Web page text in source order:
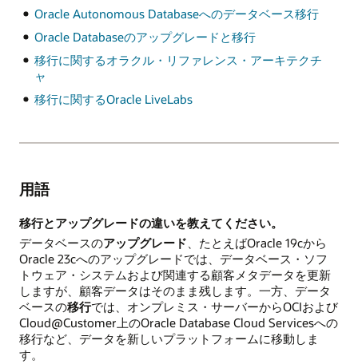
Oracle Autonomous Databaseへのデータベース移行
Oracle Databaseのアップグレードと移行
移行に関するオラクル・リファレンス・アーキテクチ
ャ
移行に関するOracle LiveLabs
用語
移行とアップグレードの違いを教えてください。
データベースのアップグレード、たとえばOracle 19cから
Oracle 23cへのアップグレードでは、データベース・ソフ
トウェア・システムおよび関連する顧客メタデータを更新
しますが、顧客データはそのまま残します。一方、データ
ベースの移行では、オンプレミス・サーバーからOCIおよび
Cloud@Customer上のOracle Database Cloud Servicesへの
移行など、データを新しいプラットフォームに移動しま
す。